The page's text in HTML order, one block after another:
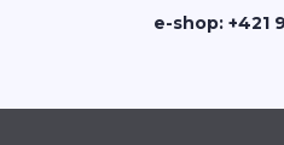
e-shop: +421